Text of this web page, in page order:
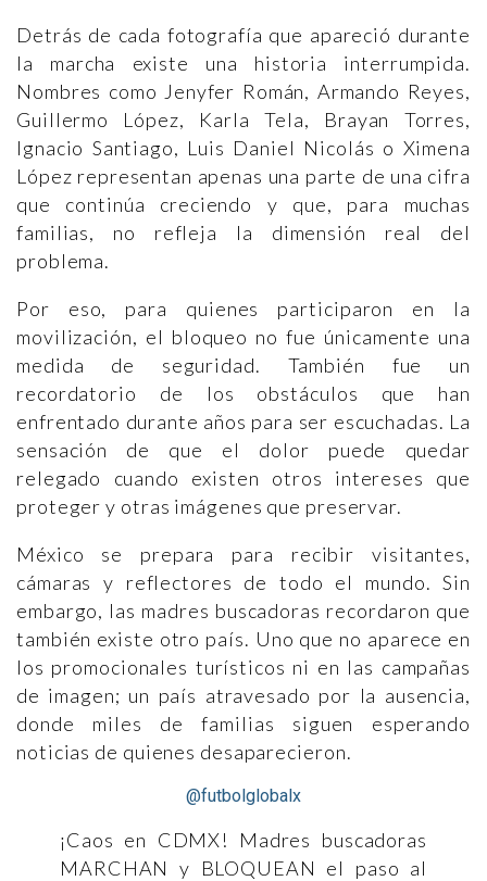
Detrás de cada fotografía que apareció durante
la marcha existe una historia interrumpida.
Nombres como Jenyfer Román, Armando Reyes,
Guillermo López, Karla Tela, Brayan Torres,
Ignacio Santiago, Luis Daniel Nicolás o Ximena
López representan apenas una parte de una cifra
que continúa creciendo y que, para muchas
familias, no refleja la dimensión real del
problema.
Por eso, para quienes participaron en la
movilización, el bloqueo no fue únicamente una
medida de seguridad. También fue un
recordatorio de los obstáculos que han
enfrentado durante años para ser escuchadas. La
sensación de que el dolor puede quedar
relegado cuando existen otros intereses que
proteger y otras imágenes que preservar.
México se prepara para recibir visitantes,
cámaras y reflectores de todo el mundo. Sin
embargo, las madres buscadoras recordaron que
también existe otro país. Uno que no aparece en
los promocionales turísticos ni en las campañas
de imagen; un país atravesado por la ausencia,
donde miles de familias siguen esperando
noticias de quienes desaparecieron.
@futbolglobalx
¡Caos en CDMX! Madres buscadoras
MARCHAN y BLOQUEAN el paso al